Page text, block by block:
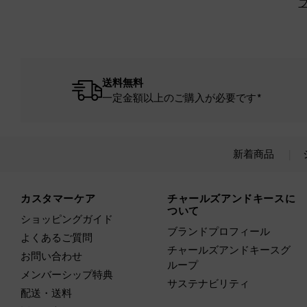
送料無料
一定金額以上のご購入が必要です*
新着商品
カスタマーケア
ショッピングガイド
よくあるご質問
お問い合わせ
メンバーシップ特典
配送・送料
チャールズアンドキースに
ついて
ブランドプロフィール
チャールズアンドキースグ
ループ
サステナビリティ